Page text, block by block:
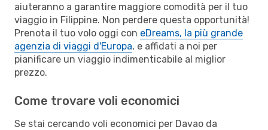
aiuteranno a garantire maggiore comodità per il tuo
viaggio in Filippine. Non perdere questa opportunità!
Prenota il tuo volo oggi con eDreams, la più grande
agenzia di viaggi d'Europa, e affidati a noi per
pianificare un viaggio indimenticabile al miglior
prezzo.
Come trovare voli economici
Se stai cercando voli economici per Davao da